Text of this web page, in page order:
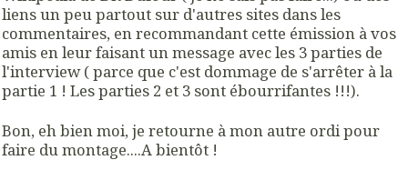
liens un peu partout sur d'autres sites dans les
commentaires, en recommandant cette émission à vos
amis en leur faisant un message avec les 3 parties de
l'interview ( parce que c'est dommage de s'arrêter à la
partie 1 ! Les parties 2 et 3 sont ébourrifantes !!!).
Bon, eh bien moi, je retourne à mon autre ordi pour
faire du montage....A bientôt !